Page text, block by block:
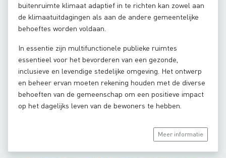
buitenruimte klimaat adaptief in te richten kan zowel aan
de klimaatuitdagingen als aan de andere gemeentelijke
behoeftes worden voldaan.
In essentie zijn multifunctionele publieke ruimtes
essentieel voor het bevorderen van een gezonde,
inclusieve en levendige stedelijke omgeving. Het ontwerp
en beheer ervan moeten rekening houden met de diverse
behoeften van de gemeenschap om een positieve impact
op het dagelijks leven van de bewoners te hebben.
Meer informatie